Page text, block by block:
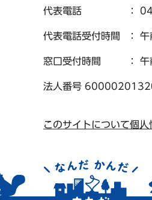
代表電話 ：
代表電話受付時間 ：
窓口受付時間 ：
法人番号
このサイトについて個人